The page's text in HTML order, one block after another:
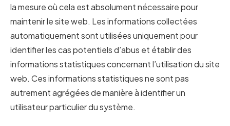
la mesure où cela est absolument nécessaire pour
maintenir le site web. Les informations collectées
automatiquement sont utilisées uniquement pour
identifier les cas potentiels d’abus et établir des
informations statistiques concernant l’utilisation du site
web. Ces informations statistiques ne sont pas
autrement agrégées de manière à identifier un
utilisateur particulier du système.